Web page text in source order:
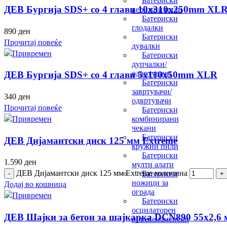
верижни пили
Батериски
глодалки
Батериски
дувалки
Батериски
дупчалки/
одвртувачи
Батериски
завртувачи/
одвртувачи
Батериски
комбинирани
чекани
Батериски
кружни пили
Батериски
мулти алати
Батериски
ножици за
ограда
Батериски
осцилаторен
повеќенаменски
ДЕВ Бургија SDS+ со 4 глави 10x310x250mm XLR
890 ден
Прочитај повеќе
ДЕВ Бургија SDS+ со 4 глави 5x110x50mm XLR
340 ден
Прочитај повеќе
ДЕВ Дијамантски диск 125 мм Extreme
1.590 ден
ДЕВ Дијамантски диск 125 мм Extreme количина
Додај во кошница
ДЕВ Шајки за бетон за шајкарка DCN890 55х2,6